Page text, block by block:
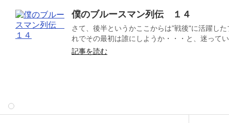
僕のブルースマン列伝 １４
さて、後半というかここからは”戦後"に活躍し
れでその最初は誰にしようか・・・と、迷って
記事を読む